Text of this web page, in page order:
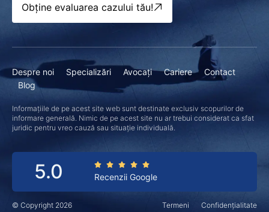
© Copyright 2026 Termeni Confidențialitate
Obține evaluarea cazului tău!
Despre noi Specializări Avocați Cariere
Contact
Blog
Informațiile de pe acest site web sunt destinate exclusiv scopurilor de
informare generală. Nimic de pe acest site nu ar trebui considerat ca sfat
juridic pentru vreo cauză sau situație individuală.
5.0 Recenzii Google